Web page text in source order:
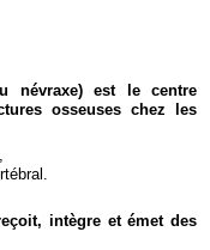
névraxe) est le centre
osseuses chez les
intègre et émet des